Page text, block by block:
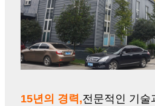
15년의 경력,전문적인 기술